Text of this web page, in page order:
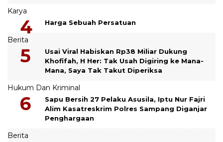
Karya
Harga Sebuah Persatuan
Berita
Usai Viral Habiskan Rp38 Miliar Dukung
Khofifah, H Her: Tak Usah Digiring ke Mana-
Mana, Saya Tak Takut Diperiksa
Hukum Dan Kriminal
Sapu Bersih 27 Pelaku Asusila, Iptu Nur Fajri
Alim Kasatreskrim Polres Sampang Diganjar
Penghargaan
Berita